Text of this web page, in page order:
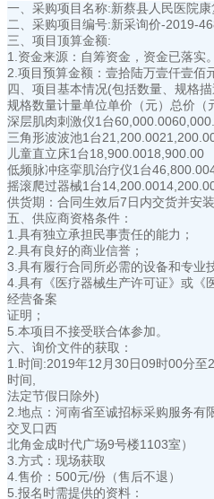
一、采购项目名称:新蔡县人民医院康
二、采购项目编号:新采询价-2019-
三、项目顶算金额:
1.资金来源：自筹资金，资金已落实。
2.项目预算金额：壹拾陆万壹仟壹佰
四、项目基本情况(包括数量、规格
规格数量计量单位单价（元）总价（
深层肌肉刺激仪1台
三角形波波池1台
儿童直立床1台18,900.0018,900.00
低频脉冲痉挛肌治疗仪1台
摇滚爬过器械1台
供货期：合同生效后7日内交货并安装
五、供应商资格条件：
1.具有独立承担民事责任的能力；
2.具有良好的商业信誉；
3.具有履行合同所必需的设备和专业
4.具有《医疗器械生产许可证》或《
经营备案
证明；
5.本项目不接受联合体参加。
六、询价文件的获取：
1.时间:2019年12月30日09时00分
时间,
法定节假日除外)
2.地点：河南省至诚招标采购服务有
交叉口西
北角金成时代广场9号楼1103室）
3.方式：现场获取
4.售价：500元/份（售后不退）
5.报名时需提供的资料：